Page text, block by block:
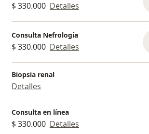
$ 330.000 Detalles
Consulta Nefrología
$ 330.000 Detalles
Biopsia renal
Detalles
Consulta en línea
$ 330.000 Detalles